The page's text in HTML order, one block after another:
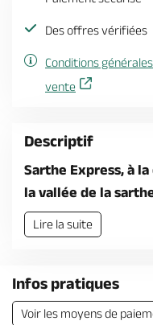
Des offres vérifiées
Conditions
vente
Descriptif
Sarthe Express, à
la vallée de la
Lire la suite
Infos pratiques
Voir les moyens de